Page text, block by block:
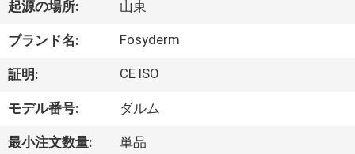
品
わ
た
し
起源の場所: 山東
ブランド名: Fosyderm
証明: CE ISO
モデル番号: ダルム
最小注文数量: 単品